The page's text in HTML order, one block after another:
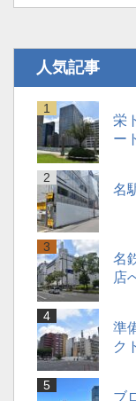
人気記事
栄
ー
名
名
店
準
ク
ブ